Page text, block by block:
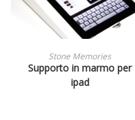
LEGGI TUTTO
Stone Memories
Supporto in marmo per
ipad